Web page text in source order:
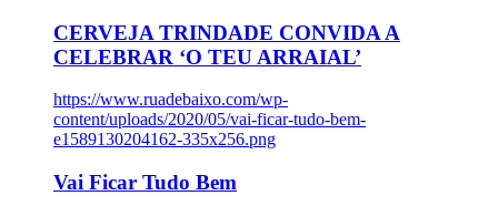
CERVEJA TRINDADE CONVIDA A
CELEBRAR ‘O TEU ARRAIAL’
https://www.ruadebaixo.com/wp-
content/uploads/2020/05/vai-ficar-tudo-bem-
e1589130204162-335x256.png
Vai Ficar Tudo Bem